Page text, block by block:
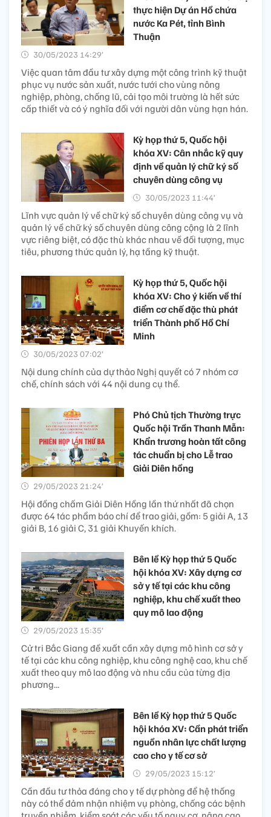
thực hiện Dự án Hồ chứa
nước Ka Pét, tỉnh Bình
Thuận
30/05/2023 14:29’
Việc quan tâm đầu tư xây dựng một công trình kỹ thuật
phục vụ nước sản xuất, nước tưới cho vùng nông
nghiệp, phòng, chống lũ, cải tạo môi trường là hết sức
cấp thiết và có ý nghĩa đối với người dân vùng hạn hán.
Kỳ họp thứ 5, Quốc hội
khóa XV: Cân nhắc kỹ quy
định về quản lý chữ ký số
chuyên dùng công vụ
30/05/2023 11:44’
Lĩnh vực quản lý về chữ ký số chuyên dùng công vụ và
quản lý về chữ ký số chuyên dùng công cộng là 2 lĩnh
vực riêng biệt, có đặc thù khác nhau về đối tượng, mục
tiêu, phương thức quản lý, hạ tầng kỹ thuật.
Kỳ họp thứ 5, Quốc hội
khóa XV: Cho ý kiến về thí
điểm cơ chế đặc thù phát
triển Thành phố Hồ Chí
Minh
30/05/2023 07:02’
Nội dung chính của dự thảo Nghị quyết có 7 nhóm cơ
chế, chính sách với 44 nội dung cụ thể.
Phó Chủ tịch Thường trực
Quốc hội Trần Thanh Mẫn:
Khẩn trương hoàn tất công
tác chuẩn bị cho Lễ trao
Giải Diên hồng
29/05/2023 21:24’
Hội đồng chấm Giải Diên Hồng lần thứ nhất đã chọn
được 64 tác phẩm báo chí để trao giải, gồm: 5 giải A, 13
giải B, 16 giải C, 31 giải Khuyến khích.
Bên lề Kỳ họp thứ 5 Quốc
hội khóa XV: Xây dựng cơ
sở y tế tại các khu công
nghiệp, khu chế xuất theo
quy mô lao động
29/05/2023 15:35’
Cử tri Bắc Giang đề xuất cần xây dựng mô hình cơ sở y
tế tại các khu công nghiệp, khu công nghệ cao, khu chế
xuất theo quy mô lao động và nhu cầu của từng địa
phương...
Bên lề Kỳ họp thứ 5 Quốc
hội khóa XV: Cần phát triển
nguồn nhân lực chất lượng
cao cho y tế cơ sở
29/05/2023 15:12’
Cần đầu tư thỏa đáng cho y tế dự phòng để hệ thống
này có thể đảm nhận nhiệm vụ phòng, chống các bệnh